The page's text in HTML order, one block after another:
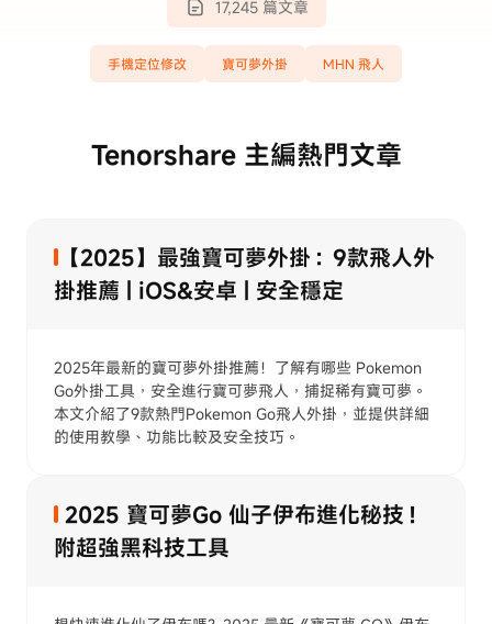
17,245 篇文章
手機定位修改 寶可夢外掛 MHN 飛人
Tenorshare 主編熱門文章
【2025】最強寶可夢外掛：9款飛人外
掛推薦 | iOS&安卓 | 安全穩定
2025年最新的寶可夢外掛推薦！了解有哪些 Pokemon
Go外掛工具，安全進行寶可夢飛人，捕捉稀有寶可夢。
本文介紹了9款熱門Pokemon Go飛人外掛，並提供詳細
的使用教學、功能比較及安全技巧。
2025 寶可夢Go 仙子伊布進化秘技！
附超強黑科技工具